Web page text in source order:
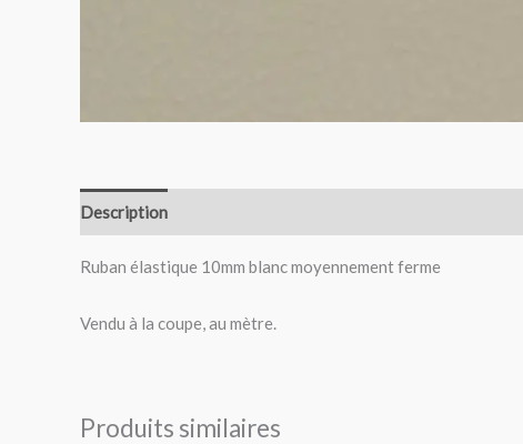
Description
Ruban élastique 10mm blanc moyennement ferme
Vendu à la coupe, au mètre.
Produits similaires